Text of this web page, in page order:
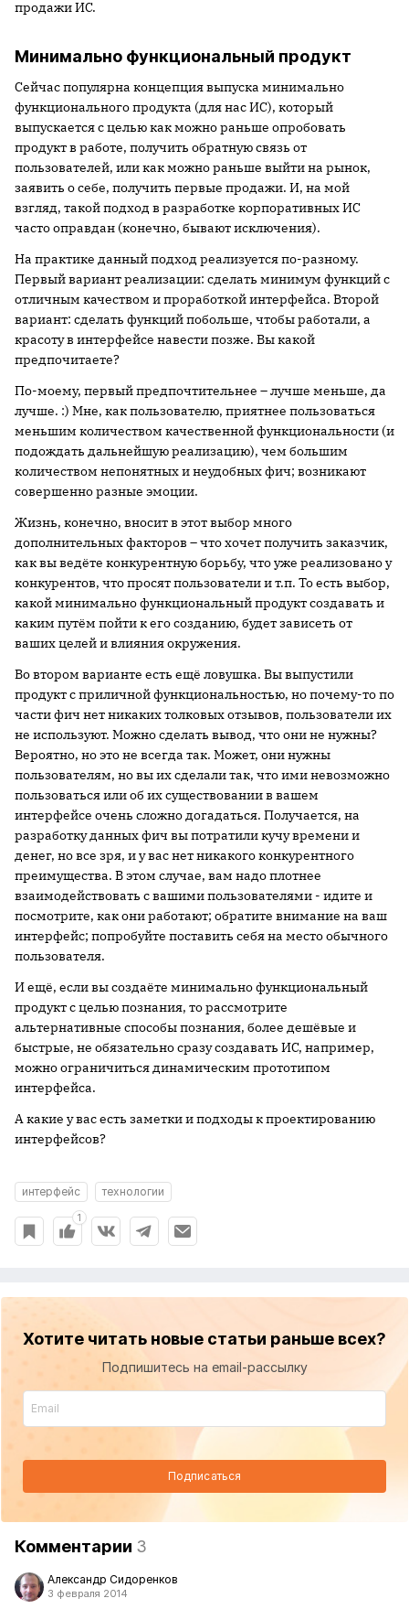
продажи ИС.
Минимально функциональный продукт
Сейчас популярна концепция выпуска минимально
функционального продукта (для нас ИС), который
выпускается с целью как можно раньше опробовать
продукт в работе, получить обратную связь от
пользователей, или как можно раньше выйти на рынок,
заявить о себе, получить первые продажи. И, на мой
взгляд, такой подход в разработке корпоративных ИС
часто оправдан (конечно, бывают исключения).
На практике данный подход реализуется по-разному.
Первый вариант реализации: сделать минимум функций с
отличным качеством и проработкой интерфейса. Второй
вариант: сделать функций побольше, чтобы работали, а
красоту в интерфейсе навести позже. Вы какой
предпочитаете?
По-моему, первый предпочтительнее – лучше меньше, да
лучше. :) Мне, как пользователю, приятнее пользоваться
меньшим количеством качественной функциональности (и
подождать дальнейшую реализацию), чем большим
количеством непонятных и неудобных фич; возникают
совершенно разные эмоции.
Жизнь, конечно, вносит в этот выбор много
дополнительных факторов – что хочет получить заказчик,
как вы ведёте конкурентную борьбу, что уже реализовано у
конкурентов, что просят пользователи и т.п. То есть выбор,
какой минимально функциональный продукт создавать и
каким путём пойти к его созданию, будет зависеть от
ваших целей и влияния окружения.
Во втором варианте есть ещё ловушка. Вы выпустили
продукт с приличной функциональностью, но почему-то по
части фич нет никаких толковых отзывов, пользователи их
не используют. Можно сделать вывод, что они не нужны?
Вероятно, но это не всегда так. Может, они нужны
пользователям, но вы их сделали так, что ими невозможно
пользоваться или об их существовании в вашем
интерфейсе очень сложно догадаться. Получается, на
разработку данных фич вы потратили кучу времени и
денег, но все зря, и у вас нет никакого конкурентного
преимущества. В этом случае, вам надо плотнее
взаимодействовать с вашими пользователями - идите и
посмотрите, как они работают; обратите внимание на ваш
интерфейс; попробуйте поставить себя на место обычного
пользователя.
И ещё, если вы создаёте минимально функциональный
продукт с целью познания, то рассмотрите
альтернативные способы познания, более дешёвые и
быстрые, не обязательно сразу создавать ИС, например,
можно ограничиться динамическим прототипом
интерфейса.
А какие у вас есть заметки и подходы к проектированию
интерфейсов?
интерфейс технологии
1
Хотите читать новые статьи раньше всех?
Подпишитесь на email-рассылку
Подписаться
Комментарии 3
Александр Сидоренков
3 февраля 2014